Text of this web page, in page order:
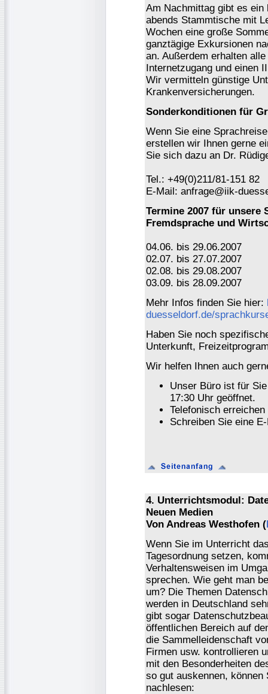
Am Nachmittag gibt es
abends Stammtische mit
Wochen eine große
ganztägige Exkursionen
an. Außerdem erhalten
Internetzugang und einen
Wir vermitteln günstige
Krankenversicherungen.
Sonderkonditionen für
Wenn Sie eine
erstellen wir Ihnen gerne
Sie sich dazu an Dr.
Tel.: +49(0)211/81-151 82
E-Mail: anfrage@iik-
Termine 2007 für unsere
Fremdsprache und
04.06. bis 29.06.2007
02.07. bis 27.07.2007
02.08. bis 29.08.2007
03.09. bis 28.09.2007
Mehr Infos finden Sie hier:
duesseldorf.de/
Haben Sie noch
Unterkunft,
Wir helfen Ihnen auch
Unser Büro ist für
17:30 Uhr geöffnet.
Telefonisch
Schreiben Sie eine
4. Unterrichtsmodul:
Neuen Medien
Von Andreas Westhofen (
Wenn Sie im Unterricht
Tagesordnung setzen,
Verhaltensweisen im
sprechen. Wie geht man
um? Die Themen
werden in Deutschland
gibt sogar
öffentlichen Bereich auf
die Sammelleidenschaft
Firmen usw. kontrollieren
mit den Besonderheiten
so gut auskennen,
nachlesen: